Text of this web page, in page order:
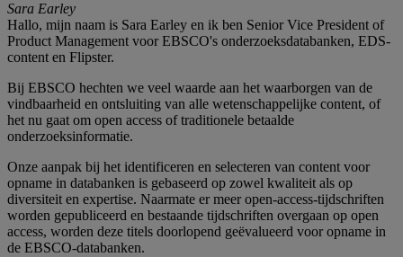
Sara Earley
Hallo, mijn naam is Sara Earley en ik ben Senior Vice President of
Product Management voor EBSCO's onderzoeksdatabanken, EDS-
content en Flipster.
Bij EBSCO hechten we veel waarde aan het waarborgen van de
vindbaarheid en ontsluiting van alle wetenschappelijke content, of
het nu gaat om open access of traditionele betaalde
onderzoeksinformatie.
Onze aanpak bij het identificeren en selecteren van content voor
opname in databanken is gebaseerd op zowel kwaliteit als op
diversiteit en expertise. Naarmate er meer open-access-tijdschriften
worden gepubliceerd en bestaande tijdschriften overgaan op open
access, worden deze titels doorlopend geëvalueerd voor opname in
de EBSCO-databanken.